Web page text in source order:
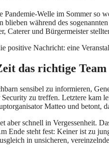
Pandemie-Welle im Sommer so
blieben während des
Caterer und Bürgermeister
positive Nachricht: eine
das richtige Team
sensibel zu informieren,
zu treffen. Letztere kam
Matteo und betont,
aber schnell in Vergessenheit.
Ende steht fest: Keiner ist zu
in unsicheren,